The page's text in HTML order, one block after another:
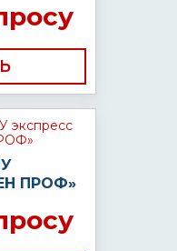
ПРОФ»